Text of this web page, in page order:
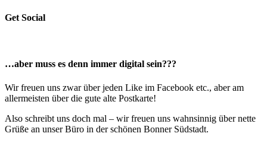
Get Social
…aber muss es denn immer digital sein???
Wir freuen uns zwar über jeden Like im Facebook etc., aber am
allermeisten über die gute alte Postkarte!
Also schreibt uns doch mal – wir freuen uns wahnsinnig über nette
Grüße an unser Büro in der schönen Bonner Südstadt.